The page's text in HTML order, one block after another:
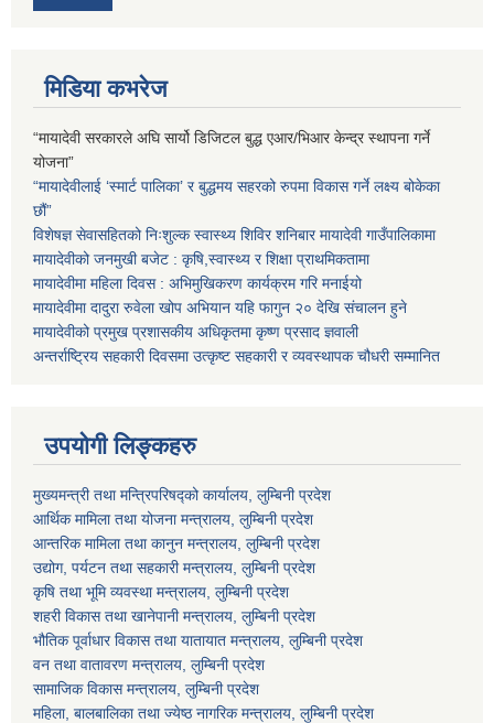
मिडिया कभरेज
“मायादेवी सरकारले अघि सार्यो डिजिटल बुद्ध एआर/भिआर केन्द्र स्थापना गर्ने
योजना”
“मायादेवीलाई ‘स्मार्ट पालिका’ र बुद्धमय सहरको रुपमा विकास गर्ने लक्ष्य बोकेका
छौं”
विशेषज्ञ सेवासहितको निःशुल्क स्वास्थ्य शिविर शनिबार मायादेवी गाउँपालिकामा
मायादेवीको जनमुखी बजेट : कृषि,स्वास्थ्य र शिक्षा प्राथमिकतामा
मायादेवीमा महिला दिवस : अभिमुखिकरण कार्यक्रम गरि मनाईयो
मायादेवीमा दादुरा रुवेला खोप अभियान यहि फागुन २० देखि संचालन हुने
मायादेवीको प्रमुख प्रशासकीय अधिकृतमा कृष्ण प्रसाद ज्ञवाली
अन्तर्राष्ट्रिय सहकारी दिवसमा उत्कृष्ट सहकारी र व्यवस्थापक चौधरी सम्मानित
उपयोगी लिङ्कहरु
मुख्यमन्त्री तथा मन्त्रिपरिषद्को कार्यालय, लुम्बिनी प्रदेश
आर्थिक मामिला तथा योजना मन्त्रालय, लुम्बिनी प्रदेश
आन्तरिक मामिला तथा कानुन मन्त्रालय, लुम्बिनी प्रदेश
उद्योग, पर्यटन तथा सहकारी मन्त्रालय, लुम्बिनी प्रदेश
कृषि तथा भूमि व्यवस्था मन्त्रालय, लुम्बिनी प्रदेश
शहरी विकास तथा खानेपानी मन्त्रालय, लुम्बिनी प्रदेश
भौतिक पूर्वाधार विकास तथा यातायात मन्त्रालय, लुम्बिनी प्रदेश
वन तथा वातावरण मन्त्रालय, लुम्बिनी प्रदेश
सामाजिक विकास मन्त्रालय, लुम्बिनी प्रदेश
महिला, बालबालिका तथा ज्येष्ठ नागरिक मन्त्रालय, लुम्बिनी प्रदेश